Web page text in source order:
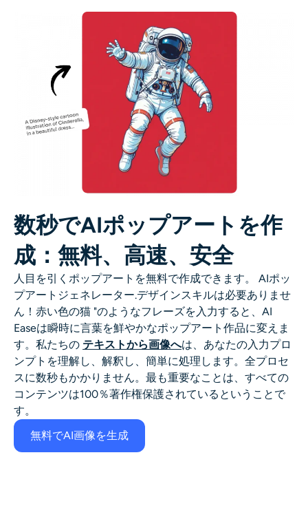
数秒でAIポップアートを作
成：無料、高速、安全
人目を引くポップアートを無料で作成できます。 AIポッ
プアートジェネレーター.デザインスキルは必要ありませ
ん！赤い色の猫 "のようなフレーズを入力すると、AI
Easeは瞬時に言葉を鮮やかなポップアート作品に変えま
す。私たちの テキストから画像へは、あなたの入力プロ
ンプトを理解し、解釈し、簡単に処理します。全プロセ
スに数秒もかかりません。最も重要なことは、すべての
コンテンツは100％著作権保護されているということで
す。
無料でAI画像を生成